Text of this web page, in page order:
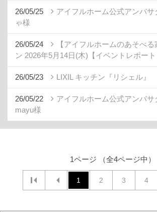
26/05/25
アイフルホーム公式アンバサ
ゃ様
26/05/24
【アイフルホームのあそべ
ン 2026年5月14日(木)【イベントレポート
26/05/23 LIXIL キッチン『リシェル』
26/05/22
アイフルホーム公式アンバサ
mayu様
1ページ （全4ページ中）
1 2 3 4